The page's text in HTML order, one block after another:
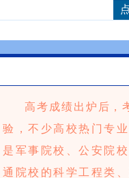
高考成绩出炉后，
验，不少高校热门专
是军事院校、公安院
通院校的科学工程类